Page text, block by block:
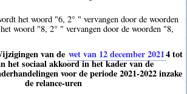
het woord "6, 2° " vervangen door de woorden
woord "8, 2° " vervangen door de woorden "8,
van de wet van 12 december 20214tot
het sociaal akkoord in het kader van de
voor de periode 2021-2022 inzake
de relance-uren